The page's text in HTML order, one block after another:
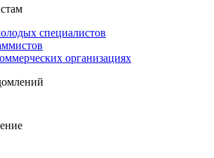
специалистов
организациях